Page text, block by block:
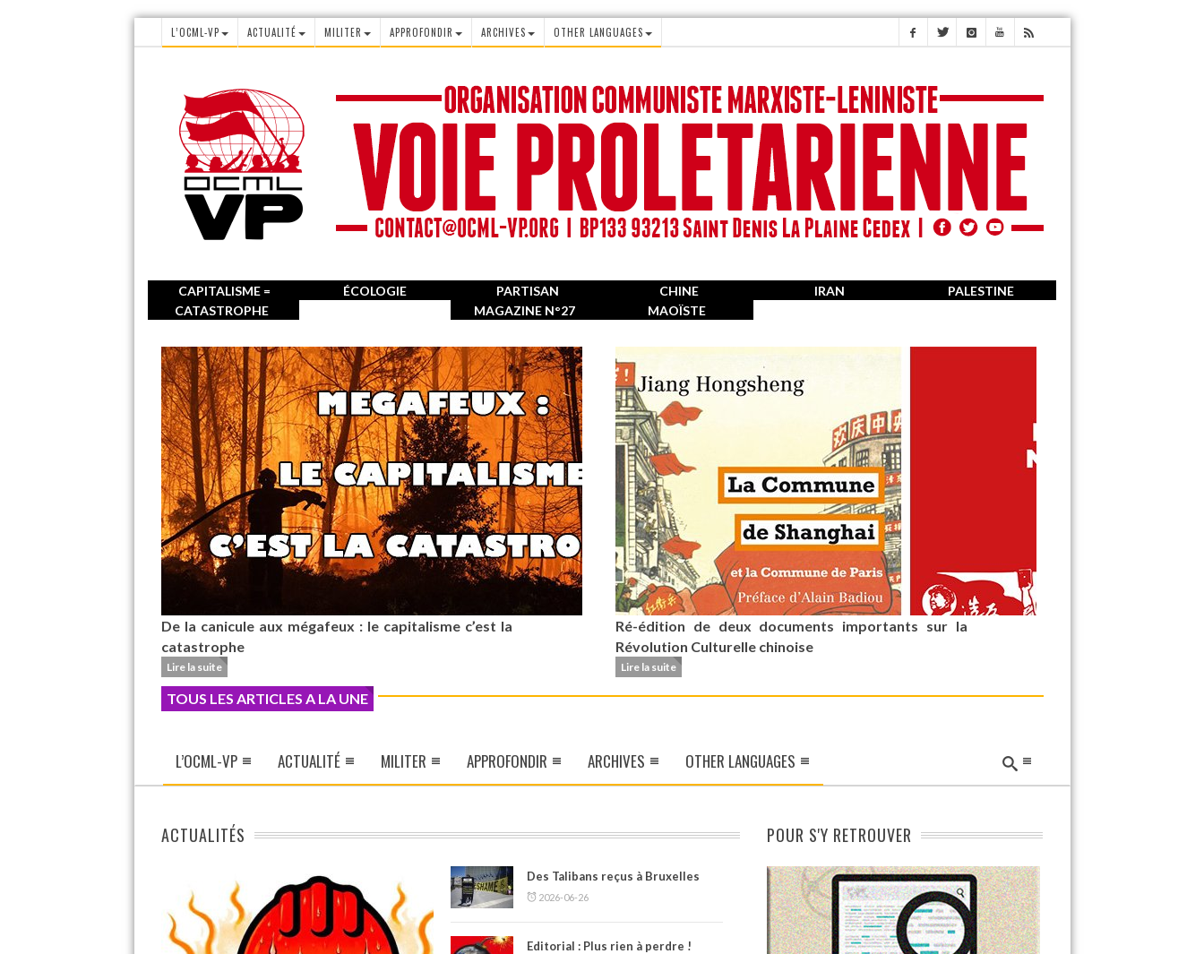
L’OCML-VP ACTUALITÉ MILITER APPROFONDIR ARCHIVES OTHER LANGUAGES
CAPITALISME =
CATASTROPHE
ÉCOLOGIE
PARTISAN
MAGAZINE N°27
CHINE
MAOÏSTE
IRAN PALESTINE
De la canicule aux mégafeux : le capitalisme c’est la
catastrophe
Lire la suite
Ré-édition de deux documents importants sur la
Révolution Culturelle chinoise
Lire la suite
TOUS LES ARTICLES A LA UNE
L’OCML-VP ACTUALITÉ MILITER APPROFONDIR ARCHIVES OTHER LANGUAGES
ACTUALITÉS
Des Talibans reçus à Bruxelles
2026-06-26
Editorial : Plus rien à perdre !
POUR S'Y RETROUVER